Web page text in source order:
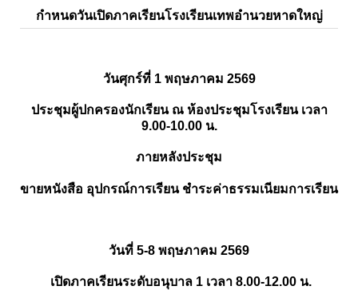
กำหนดวันเปิดภาคเรียนโรงเรียนเทพอำนวยหาดใหญ่
วันศุกร์ที่ 1 พฤษภาคม 2569
ประชุมผู้ปกครองนักเรียน ณ ห้องประชุมโรงเรียน เวลา
9.00-10.00 น.
ภายหลังประชุม
ขายหนังสือ อุปกรณ์การเรียน ชำระค่าธรรมเนียมการเรียน
วันที่ 5-8 พฤษภาคม 2569
เปิดภาคเรียนระดับอนุบาล 1 เวลา 8.00-12.00 น.